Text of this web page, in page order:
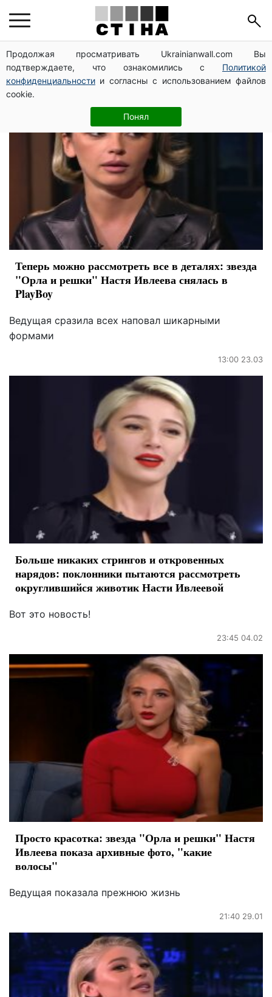
Продолжая просматривать Ukrainianwall.com Вы
подтверждаете, что ознакомились с Политикой
конфиденциальности и согласны с использованием файлов
cookie.
Понял
Настя Ивлеева
Теперь можно рассмотреть все в деталях: звезда
"Орла и решки" Настя Ивлеева снялась в
PlayBoy
Ведущая сразила всех наповал шикарными
формами
13:00 23.03
Больше никаких стрингов и откровенных
нарядов: поклонники пытаются рассмотреть
округлившийся животик Насти Ивлеевой
Вот это новость!
23:45 04.02
Просто красотка: звезда "Орла и решки" Настя
Ивлеева показа архивные фото, "какие
волосы"
Ведущая показала прежнюю жизнь
21:40 29.01